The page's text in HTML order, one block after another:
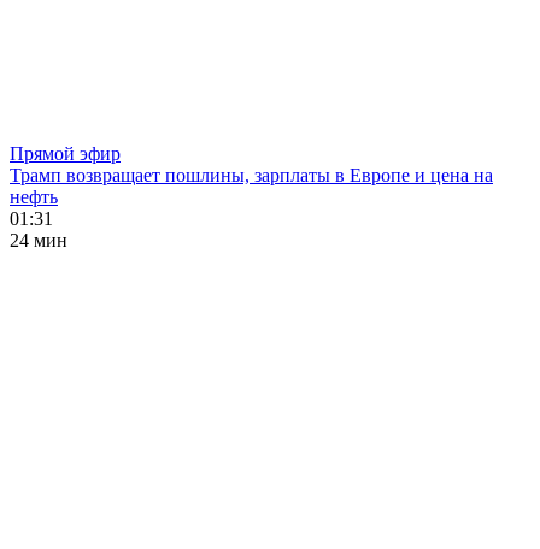
Прямой эфир
Трамп возвращает пошлины, зарплаты в Европе и цена на
нефть
01:31
24 мин